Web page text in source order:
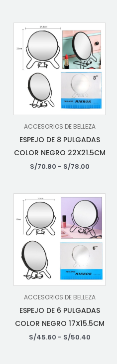
ACCESORIOS DE BELLEZA
ESPEJO DE 8 PULGADAS
COLOR NEGRO 22X21.5CM
S/70.80 - S/78.00
ACCESORIOS DE BELLEZA
ESPEJO DE 6 PULGADAS
COLOR NEGRO 17X15.5CM
S/45.60 - S/50.40